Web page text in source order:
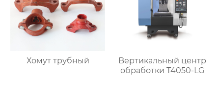
Хомут трубный
Bертикальный центр
обработки T4050-LG